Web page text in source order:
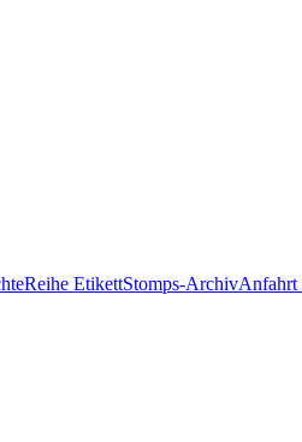
Reihe EtikettStomps-ArchivAnfahrt